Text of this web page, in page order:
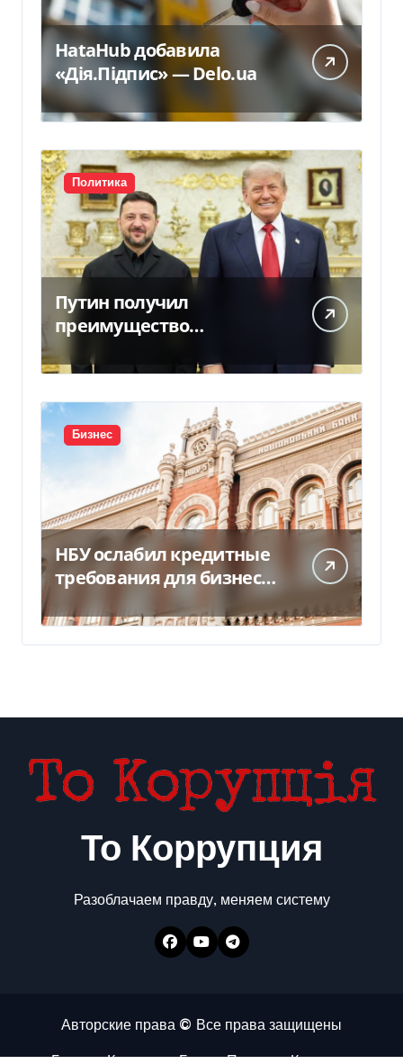
HataHub добавила
«Дія.Підпис» — Delo.ua
Политика
Путин получил
преимущество
благодаря действиям
США
Бизнес
НБУ ослабил кредитные
требования для бизнеса
и аграриев из-за атак РФ
То Коррупция
Разоблачаем правду, меняем систему
Авторские права © Все права защищены